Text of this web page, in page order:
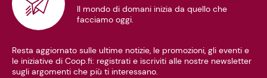
Il mondo di domani inizia da quello che
facciamo oggi.
Resta aggiornato sulle ultime notizie, le promozioni, gli eventi e
le iniziative di Coop.fi: registrati e iscriviti alle nostre newsletter
sugli argomenti che più ti interessano.